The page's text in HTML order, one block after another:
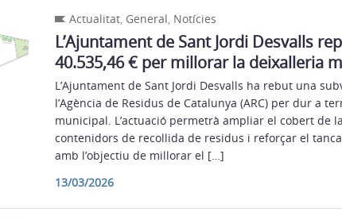
Actualitat, General, Notícies
L’Ajuntament de Sant Jordi Desvalls
40.535,46 € per millorar la deixalleria
L’Ajuntament de Sant Jordi Desvalls ha rebut una
l’Agència de Residus de Catalunya (ARC) per dur a
municipal. L’actuació permetrà ampliar el cobert de
contenidors de recollida de residus i reforçar el
amb l’objectiu de millorar el […]
13/03/2026